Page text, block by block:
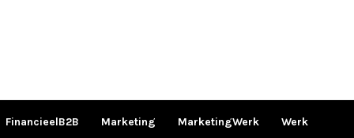
FinancieelB2B Marketing MarketingWerk Werk